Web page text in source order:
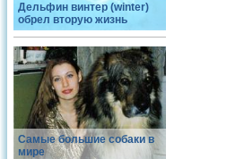
Дельфин винтер (winter)
обрел вторую жизнь
Самые большие собаки в
мире